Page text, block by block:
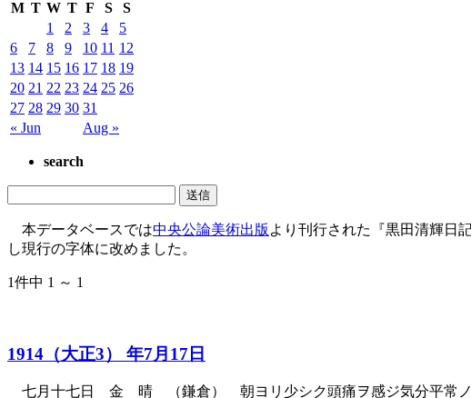
M T W T F S S
« Jun Aug »
1 2 3 4
5
6
7 8 9 10 11 12
13 14 15 16 17 18 19
20 21 22 23 24 25 26
27 28 29 30 31
search
本データベースでは中央公論美術出版 より刊行された『黒田清輝日
し現行の字体に改めました。
1件中 1 ～ 1
1914（大正3） 年7月17日
七月十七日 金 晴 （鎌倉） 朝ヨリ少シク頭痛ヲ感ジ気分平常ノ